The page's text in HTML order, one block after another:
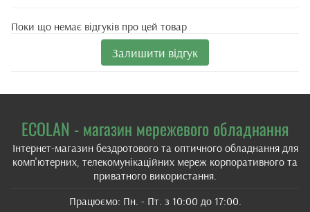
Поки що немає відгуків про цей товар
Залишити відгук
ECOLAN - магазин мережевого обладнання
Інтернет-магазин бездротового та оптичного обладнання для
комп'ютерних, телекомунікаційних мереж корпоративного та
приватного використання.
Працюємо: Пн. - Пт. з 10:00 до 17:00.